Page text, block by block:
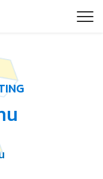
as possible:
น